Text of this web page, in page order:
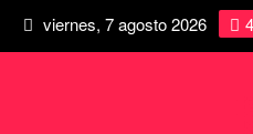
viernes, 7 agosto 2026